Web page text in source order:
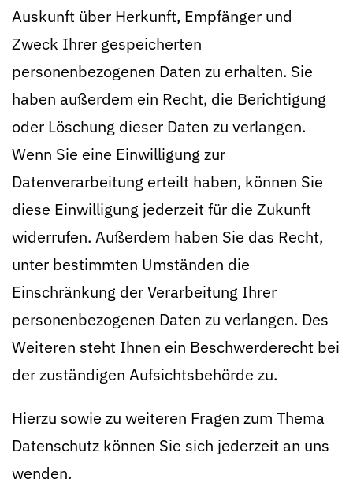
Auskunft über Herkunft, Empfänger und
Zweck Ihrer gespeicherten
personenbezogenen Daten zu erhalten. Sie
haben außerdem ein Recht, die Berichtigung
oder Löschung dieser Daten zu verlangen.
Wenn Sie eine Einwilligung zur
Datenverarbeitung erteilt haben, können Sie
diese Einwilligung jederzeit für die Zukunft
widerrufen. Außerdem haben Sie das Recht,
unter bestimmten Umständen die
Einschränkung der Verarbeitung Ihrer
personenbezogenen Daten zu verlangen. Des
Weiteren steht Ihnen ein Beschwerderecht bei
der zuständigen Aufsichtsbehörde zu.
Hierzu sowie zu weiteren Fragen zum Thema
Datenschutz können Sie sich jederzeit an uns
wenden.